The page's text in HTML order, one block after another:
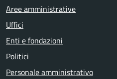
Aree amministrative
Uffici
Enti e fondazioni
Politici
Personale amministrativo